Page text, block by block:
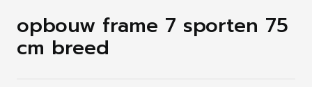
opbouw frame 7 sporten 75
cm breed